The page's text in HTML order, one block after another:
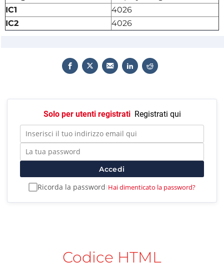
IC1
4026
IC2
4026
Solo per utenti registrati Registrati qui
Accedi
Ricorda la password | Hai dimenticato la password?
Codice HTML